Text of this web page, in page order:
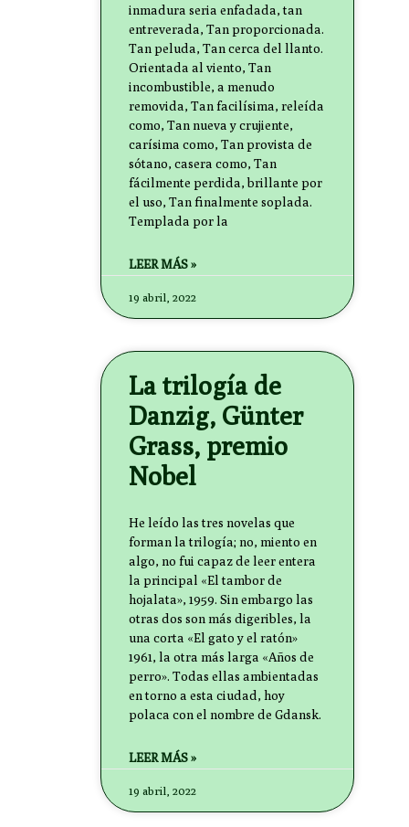
inmadura seria enfadada, tan
entreverada, Tan proporcionada.
Tan peluda, Tan cerca del llanto.
Orientada al viento, Tan
incombustible, a menudo
removida, Tan facilísima, releída
como, Tan nueva y crujiente,
carísima como, Tan provista de
sótano, casera como, Tan
fácilmente perdida, brillante por
el uso, Tan finalmente soplada.
Templada por la
LEER MÁS »
19 abril, 2022
La trilogía de
Danzig, Günter
Grass, premio
Nobel
He leído las tres novelas que
forman la trilogía; no, miento en
algo, no fui capaz de leer entera
la principal «El tambor de
hojalata», 1959. Sin embargo las
otras dos son más digeribles, la
una corta «El gato y el ratón»
1961, la otra más larga «Años de
perro». Todas ellas ambientadas
en torno a esta ciudad, hoy
polaca con el nombre de Gdansk.
LEER MÁS »
19 abril, 2022